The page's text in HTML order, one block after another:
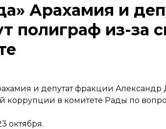
Арахамия и
полиграф из-за
и депутат фракции
коррупции в комитете Рады по
октября.